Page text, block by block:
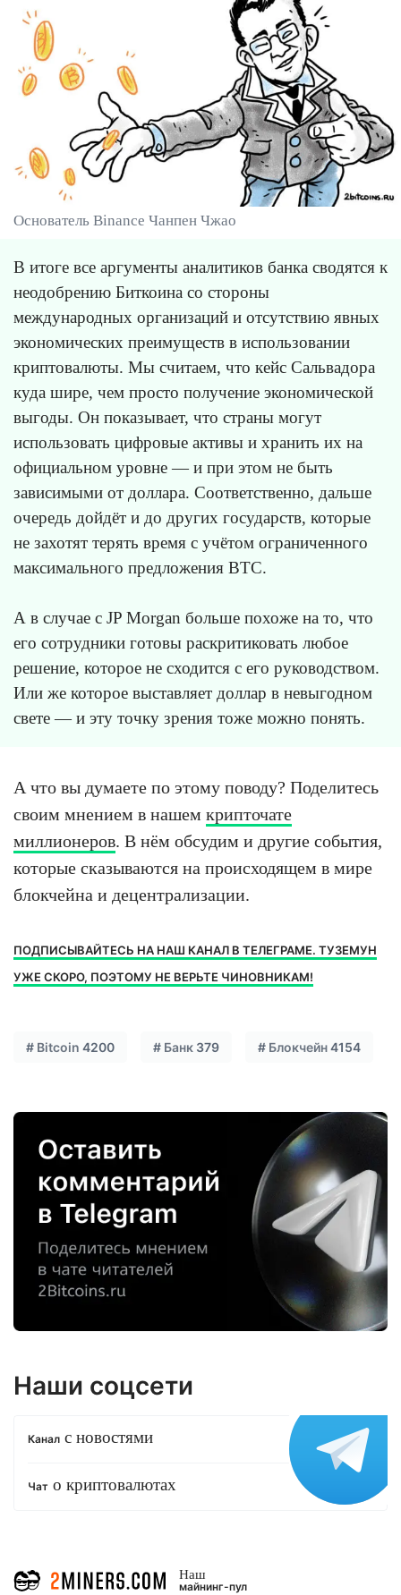
Основатель Binance Чанпен Чжао
В итоге все аргументы аналитиков банка сводятся к
неодобрению Биткоина со стороны
международных организаций и отсутствию явных
экономических преимуществ в использовании
криптовалюты. Мы считаем, что кейс Сальвадора
куда шире, чем просто получение экономической
выгоды. Он показывает, что страны могут
использовать цифровые активы и хранить их на
официальном уровне — и при этом не быть
зависимыми от доллара. Соответственно, дальше
очередь дойдёт и до других государств, которые
не захотят терять время с учётом ограниченного
максимального предложения BTC.
А в случае с JP Morgan больше похоже на то, что
его сотрудники готовы раскритиковать любое
решение, которое не сходится с его руководством.
Или же которое выставляет доллар в невыгодном
свете — и эту точку зрения тоже можно понять.
А что вы думаете по этому поводу? Поделитесь
своим мнением в нашем крипточате
миллионеров. В нём обсудим и другие события,
которые сказываются на происходящем в мире
блокчейна и децентрализации.
ПОДПИСЫВАЙТЕСЬ НА НАШ КАНАЛ В ТЕЛЕГРАМЕ. ТУЗЕМУН
УЖЕ СКОРО, ПОЭТОМУ НЕ ВЕРЬТЕ ЧИНОВНИКАМ!
# Bitcoin 4200 # Банк 379 # Блокчейн4154
Наши соцсети
Канал с новостями
Чат о криптовалютах
Наш
майнинг-пул